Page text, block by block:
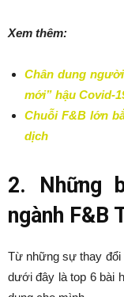
Xem thêm:
Chân dung
mới” hậu Covid-
Chuỗi F&B lớn
dịch
2. Những
ngành F&B
Từ những sự thay đổi
dưới đây là top 6 bài